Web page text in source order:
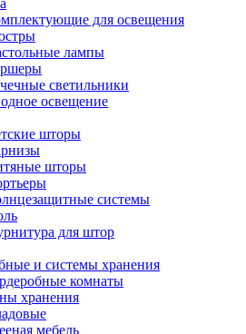
для освещения
лампы
светильники
освещение
шторы
шторы
системы
для штор
и системы хранения
комнаты
хранения
мебель